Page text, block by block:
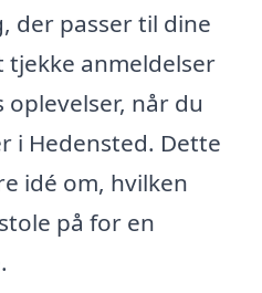
der passer til dine
tjekke anmeldelser
når du
i Hedensted. Dette
idé om, hvilken
på for en